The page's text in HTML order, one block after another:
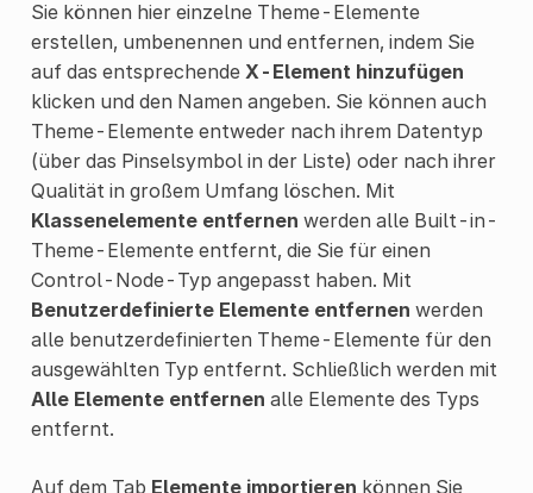
Sie können hier einzelne Theme-Elemente
erstellen, umbenennen und entfernen, indem Sie
auf das entsprechende X-Element hinzufügen
klicken und den Namen angeben. Sie können auch
Theme-Elemente entweder nach ihrem Datentyp
(über das Pinselsymbol in der Liste) oder nach ihrer
Qualität in großem Umfang löschen. Mit
Klassenelemente entfernen werden alle Built-in-
Theme-Elemente entfernt, die Sie für einen
Control-Node-Typ angepasst haben. Mit
Benutzerdefinierte Elemente entfernen werden
alle benutzerdefinierten Theme-Elemente für den
ausgewählten Typ entfernt. Schließlich werden mit
Alle Elemente entfernen alle Elemente des Typs
entfernt.
Auf dem Tab Elemente importieren können Sie